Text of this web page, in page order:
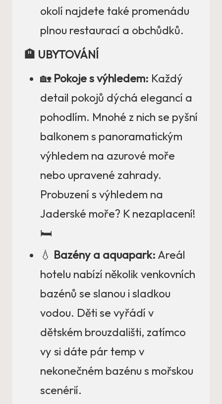
okolí najdete také promenádu
plnou restaurací a obchůdků.
🏨 UBYTOVÁNÍ
🏡 Pokoje s výhledem: Každý
detail pokojů dýchá elegancí a
pohodlím. Mnohé z nich se pyšní
balkonem s panoramatickým
výhledem na azurové moře
nebo upravené zahrady.
Probuzení s výhledem na
Jaderské moře? K nezaplacení!
🛏️
💧 Bazény a aquapark: Areál
hotelu nabízí několik venkovních
bazénů se slanou i sladkou
vodou. Děti se vyřádí v
dětském brouzdališti, zatímco
vy si dáte pár temp v
nekonečném bazénu s mořskou
scenérií.